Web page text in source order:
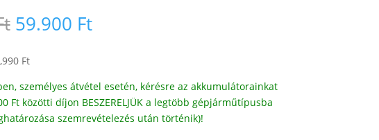
Original
price
was:
61.900 Ft.
59.900 FtCurrent
price
Ft
személyes átvétel esetén, kérésre az akkumulátorainkat
Ft közötti díjon BESZERELJÜK a legtöbb gépjárműtípusba
szemrevételezés után történik)!